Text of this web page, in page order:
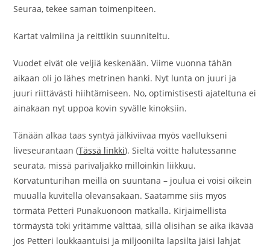
Seuraa, tekee saman toimenpiteen.
Kartat valmiina ja reittikin suunniteltu.
Vuodet eivät ole veljiä keskenään. Viime vuonna tähän
aikaan oli jo lähes metrinen hanki. Nyt lunta on juuri ja
juuri riittävästi hiihtämiseen. No, optimistisesti ajateltuna ei
ainakaan nyt uppoa kovin syvälle kinoksiin.
Tänään alkaa taas syntyä jälkiviivaa myös vaellukseni
liveseurantaan (Tässä linkki). Sieltä voitte halutessanne
seurata, missä parivaljakko milloinkin liikkuu.
Korvatunturihan meillä on suuntana – joulua ei voisi oikein
muualla kuvitella olevansakaan. Saatamme siis myös
törmätä Petteri Punakuonoon matkalla. Kirjaimellista
törmäystä toki yritämme välttää, sillä olisihan se aika ikävää
jos Petteri loukkaantuisi ja miljoonilta lapsilta jäisi lahjat